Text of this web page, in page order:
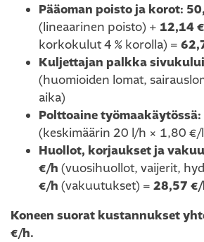
Pääoman poisto ja korot:
(lineaarinen poisto) + 12,14
korkokulut 4 % korolla) =
Kuljettajan palkka
(huomioiden lomat,
aika)
Polttoaine työmaakäytössä:
(keskimäärin 20 l/h × 1,80 €/
Huollot, korjaukset ja
€/h (vuosihuollot, vaijerit,
€/h (vakuutukset) = 28,57
Koneen suorat kustannukset
€/h.